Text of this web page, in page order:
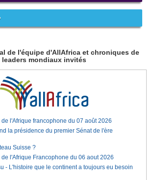
de l'équipe d'AllAfrica et chroniques de
leaders mondiaux invités
de l'Afrique francophone du 07 août 2026
la présidence du premier Sénat de l'ère
Suisse ?
de l'Afrique Francophone du 06 aout 2026
- L'histoire que le continent a toujours eu besoin